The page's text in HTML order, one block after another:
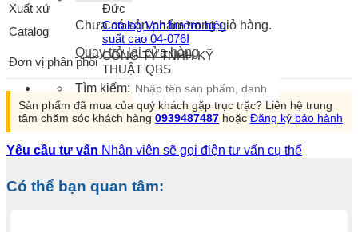
Chưa có sản phẩm trong giỏ hàng.
Quay trở lại cửa hàng
Tìm kiếm:
Xuất xứ
Đức
Catalog
Catalog Van bướm hiệu
suất cao 04-076I
Đơn vị phân phối CÔNG TY TNHH KỸ
THUẬT QBS
Sản phẩm đã mua của quý khách gặp trục trặc? Liên hệ trung
tâm chăm sóc khách hàng 0939487487 hoặc Đăng ký bảo hành
Yêu cầu tư vấn Nhân viên sẽ gọi điện tư vấn cụ thể
Có thể bạn quan tâm: